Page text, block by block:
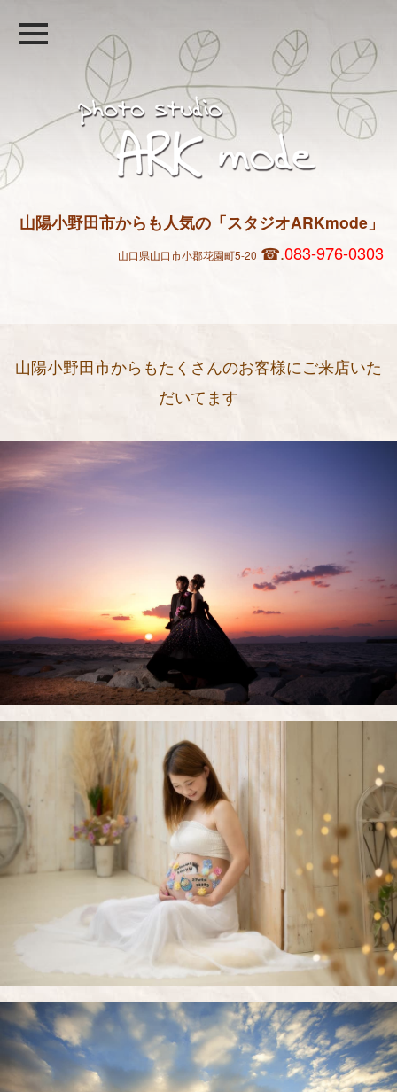
山陽小野田市からも人気の 「スタジオARKmode」
山口県山口市小郡花園町5-20 ☎.083-976-0303
山陽小野田市からもたくさんのお客様にご来店いた
だいてます